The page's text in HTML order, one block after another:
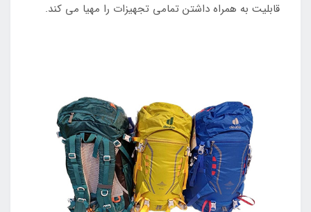
قابلیت به همراه داشتن تمامی تجهیزات را مهیا می کند.